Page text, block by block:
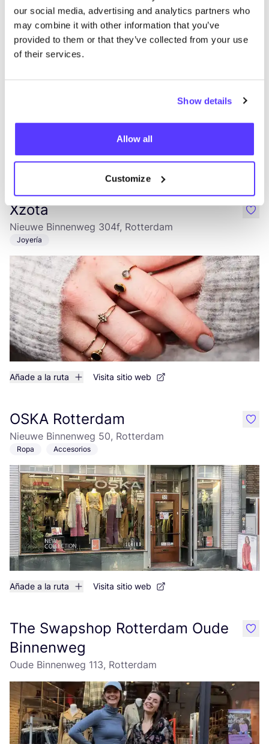
our social media, advertising and analytics partners who
may combine it with other information that you’ve
provided to them or that they’ve collected from your use
of their services.
Show details
Allow all
Customize
Maaskade 175D, Rotterdam
2a Mano Ropa +1
Xzota
Nieuwe Binnenweg 304f, Rotterdam
Joyería
Añade a la ruta Visita sitio web
like
OSKA Rotterdam
Nieuwe Binnenweg 50, Rotterdam
Ropa Accesorios
Añade a la ruta Visita sitio web
like
The Swapshop Rotterdam Oude
Binnenweg
Oude Binnenweg 113, Rotterdam
like